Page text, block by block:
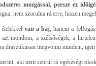
mozgással, persze ez
nem szorulna rá erre, hiszen
van a baj , hanem a
mondom, a szélsőségek, a
drasztikusan megvonni mindent,
aki nem szorul rá egészségi